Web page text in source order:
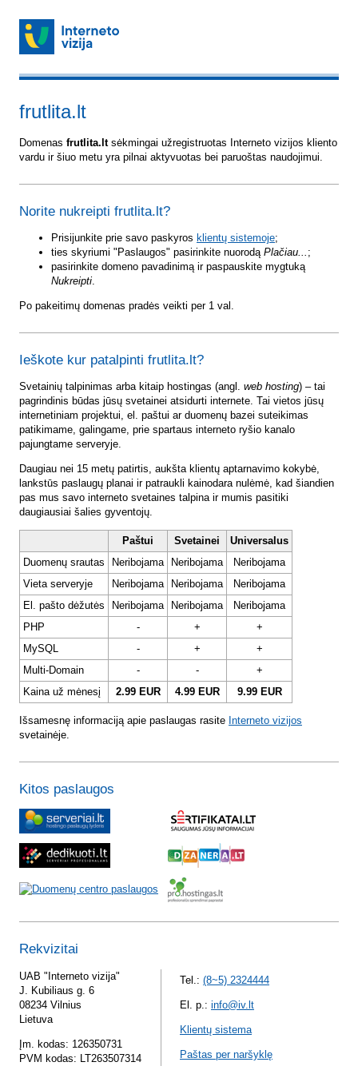
frutlita.lt
Domenas frutlita.ltsėkmingai užregistruotas Interneto vizijos kliento
vardu ir šiuo metu yra pilnai aktyvuotas bei paruoštas naudojimui.
Norite nukreipti frutlita.lt?
Prisijunkite prie savo paskyros klientų sistemoje;
ties skyriumi "Paslaugos" pasirinkite nuorodą Plačiau... ;
pasirinkite domeno pavadinimą ir paspauskite mygtuką
Nukreipti.
Po pakeitimų domenas pradės veikti per 1 val.
Ieškote kur patalpinti frutlita.lt?
Svetainių talpinimas arba kitaip hostingas (angl. web hosting) – tai
pagrindinis būdas jūsų svetainei atsidurti internete. Tai vietos jūsų
internetiniam projektui, el. paštui ar duomenų bazei suteikimas
patikimame, galingame, prie spartaus interneto ryšio kanalo
pajungtame serveryje.
Daugiau nei 15 metų patirtis, aukšta klientų aptarnavimo kokybė,
lankstūs paslaugų planai ir patraukli kainodara nulėmė, kad šiandien
pas mus savo interneto svetaines talpina ir mumis pasitiki
daugiausiai šalies gyventojų.
Paštui Svetainei
Universalus
Duomenų srautas
Neribojama Neribojama
Neribojama
Vieta serveryje
Neribojama Neribojama
Neribojama
El. pašto dėžutės
Neribojama Neribojama
Neribojama
PHP
- +
+
MySQL
- +
+
Multi-Domain
- -
+
Kaina už mėnesį
2.99 EUR 4.99 EUR 9.99 EUR
Išsamesnę informaciją apie paslaugas rasite Interneto vizijos
svetainėje.
Kitos paslaugos
Rekvizitai
UAB "Interneto vizija"
J. Kubiliaus g. 6
08234 Vilnius
Lietuva
Įm. kodas: 126350731
PVM kodas: LT263507314
Tel.: (8~5) 2324444
El. p.: info@iv.lt
Klientų sistema
Paštas per naršyklę